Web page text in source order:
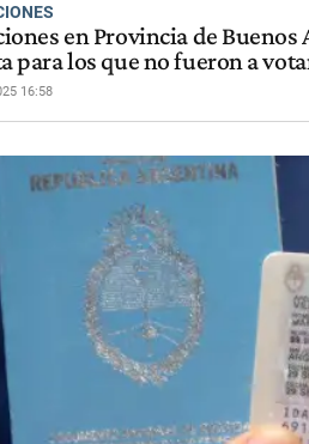
en Provincia de Buenos
para los que no fueron a
16:58